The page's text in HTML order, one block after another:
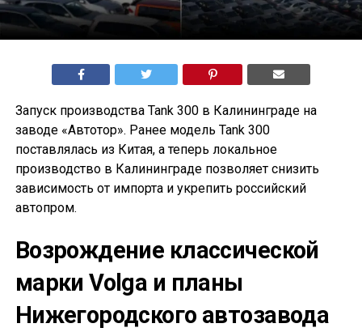
Запуск производства Tank 300 в Калининграде на
заводе «Автотор». Ранее модель Tank 300
поставлялась из Китая, а теперь локальное
производство в Калининграде позволяет снизить
зависимость от импорта и укрепить российский
автопром.
Возрождение классической
марки Volga и планы
Нижегородского автозавода